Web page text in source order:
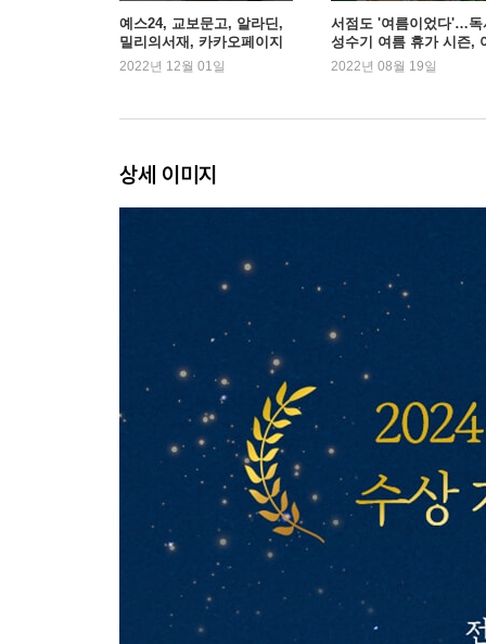
받아들여지는 느낌
화를 잠재우는 능력이 필요해
글쓰기 강의 시작
오늘은 바리스타 있는 월요일
제가 첨삭해드릴게요
커피 내릴 땐 커피만 생각하기
영주를 찾아온 남자는 누구인가?
그냥 서로 좋아하자는 것
좋은 사람이 주변에 많은 삶
마음 확인 테스트
나를 더 좋은 사람으로 만드는 공간
우리 베를린에서 만나요
무엇이 서점을 살아남게 하는가?
예스24, 교보문고, 알라딘,
밀리의서재, 카카오페이지
의 '2023년 독자 찾기'
2022년 12월 01일
서점도 '여름이었다'…독
성수기 여름 휴가 시즌,
떤 책 읽나
2022년 08월 19일
상세 이미지